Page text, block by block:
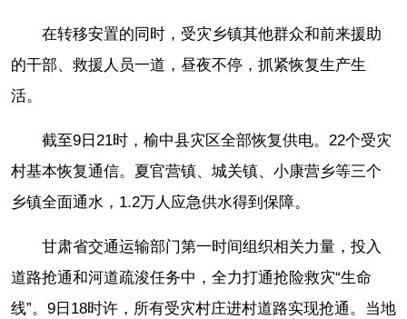
在转移安置的同时，受灾乡镇其他群众和前来援助
的干部、救援人员一道，昼夜不停，抓紧恢复生产生
活。
截至9日21时，榆中县灾区全部恢复供电。22个受灾
村基本恢复通信。夏官营镇、城关镇、小康营乡等三个
乡镇全面通水，1.2万人应急供水得到保障。
甘肃省交通运输部门第一时间组织相关力量，投入
道路抢通和河道疏浚任务中，全力打通抢险救灾“生命
线”。9日18时许，所有受灾村庄进村道路实现抢通。当地